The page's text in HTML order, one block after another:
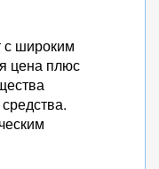
с широким
цена плюс